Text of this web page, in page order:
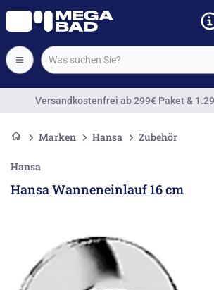
Versandkostenfrei ab 299€ Paket &
Marken Hansa Zubehör
Hansa
Hansa Wanneneinlauf 16 cm